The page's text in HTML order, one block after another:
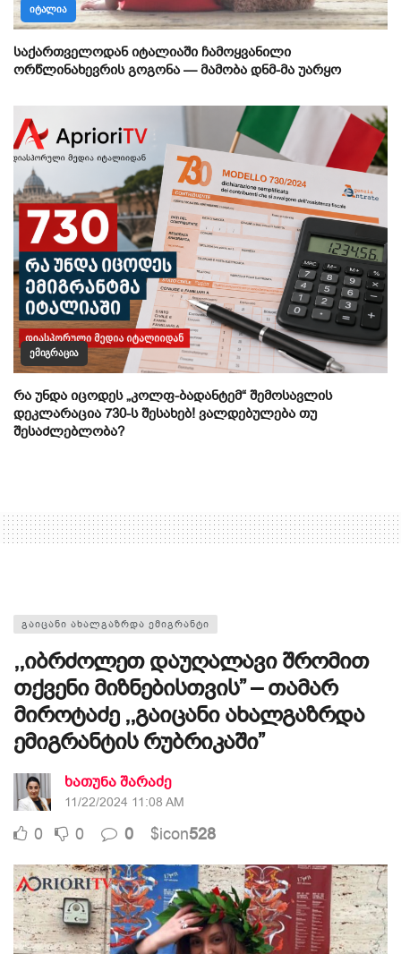
ᲘᲢᲐᲚᲘᲐ
საქართველოდან იტალიაში ჩამოყვანილი
ორწლინახევრის გოგონა — მამობა დნმ-მა უარყო
ᲔᲛᲘᲒᲠᲐᲪᲘᲐ
რა უნდა იცოდეს „კოლფ-ბადანტემ“ შემოსავლის
დეკლარაცია 730-ს შესახებ! ვალდებულება თუ
შესაძლებლობა?
ᲒᲐᲘᲪᲐᲜᲘ ᲐᲮᲐᲚᲒᲐᲖᲠᲓᲐ ᲔᲛᲘᲒᲠᲐᲜᲢᲘ
,,იბრძოლეთ დაუღალავი შრომით
თქვენი მიზნებისთვის” – თამარ
მიროტაძე ,,გაიცანი ახალგაზრდა
ემიგრანტის რუბრიკაში”
ხათუნა შარაძე
11/22/2024 11:08 AM
0 0 0 $icon528